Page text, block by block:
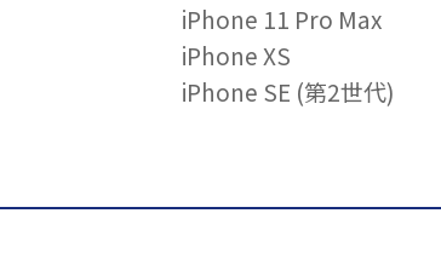
iPhone 11 Pro Max
iPhone XS
iPhone SE (第2世代)